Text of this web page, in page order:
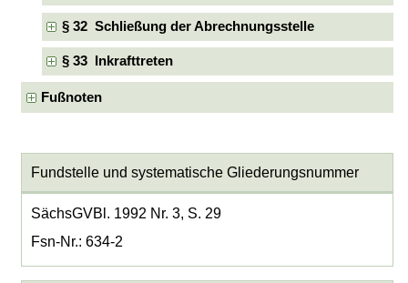
§ 32 Schließung der Abrechnungsstelle
§ 33 Inkrafttreten
Fußnoten
Fundstelle und systematische Gliederungsnummer
SächsGVBl. 1992 Nr. 3, S. 29
Fsn-Nr.: 634-2